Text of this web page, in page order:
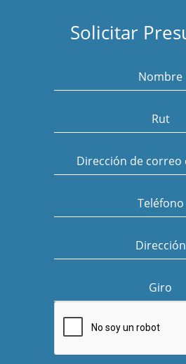
Solicitar
Nombre
Rut
Dirección de correo
Teléfono
Dirección
Giro